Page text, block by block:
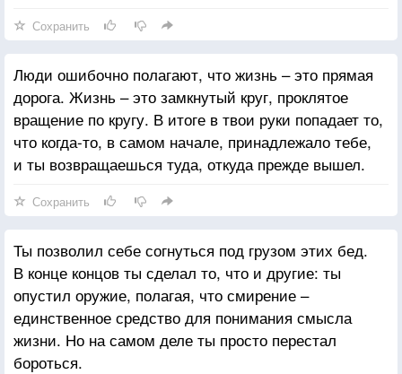
Сохранить
Люди ошибочно полагают, что жизнь – это прямая
дорога. Жизнь – это замкнутый круг, проклятое
вращение по кругу. В итоге в твои руки попадает то,
что когда-то, в самом начале, принадлежало тебе,
и ты возвращаешься туда, откуда прежде вышел.
Сохранить
Ты позволил себе согнуться под грузом этих бед.
В конце концов ты сделал то, что и другие: ты
опустил оружие, полагая, что смирение –
единственное средство для понимания смысла
жизни. Но на самом деле ты просто перестал
бороться.